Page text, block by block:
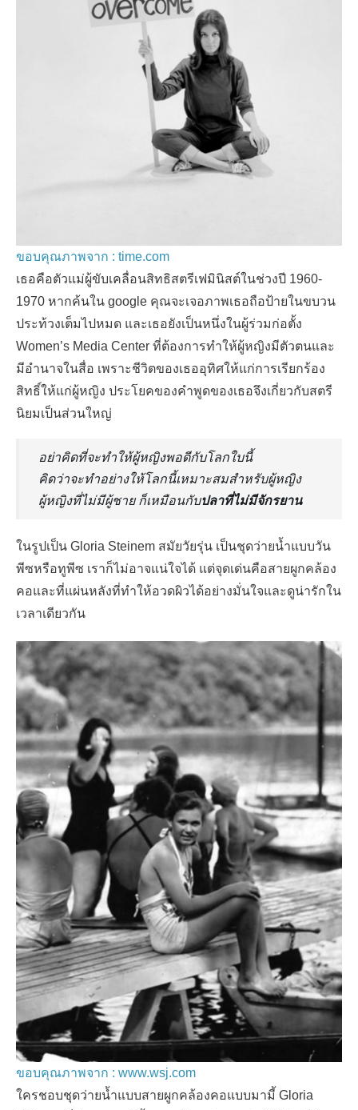
ขอบคุณภาพจาก : time.com
เธอคือตัวแม่ผู้ขับเคลื่อนสิทธิสตรีเฟมินิสต์ในช่วงปี 1960-
1970 หากค้นใน google คุณจะเจอภาพเธอถือป้ายในขบวน
ประท้วงเต็มไปหมด และเธอยังเป็นหนึ่งในผู้ร่วมก่อตั้ง
Women’s Media Center ที่ต้องการทำให้ผู้หญิงมีตัวตนและ
มีอำนาจในสื่อ เพราะชีวิตของเธออุทิศให้แก่การเรียกร้อง
สิทธิ์ให้แก่ผู้หญิง ประโยคของคำพูดของเธอจึงเกี่ยวกับสตรี
นิยมเป็นส่วนใหญ่
อย่าคิดที่จะทำให้ผู้หญิงพอดีกับโลกใบนี้
คิดว่าจะทำอย่างให้โลกนี้เหมาะสมสำหรับผู้หญิง
ผู้หญิงที่ไม่มีผู้ชาย ก็เหมือนกับปลาที่ไม่มีจักรยาน
ในรูปเป็น Gloria Steinem สมัยวัยรุ่น เป็นชุดว่ายน้ำแบบวัน
พีซหรือทูพีซ เราก็ไม่อาจแน่ใจได้ แต่จุดเด่นคือสายผูกคล้อง
คอและที่แผ่นหลังที่ทำให้อวดผิวได้อย่างมั่นใจและดูน่ารักใน
เวลาเดียวกัน
ขอบคุณภาพจาก : www.wsj.com
ใครชอบชุดว่ายน้ำแบบสายผูกคล้องคอแบบมามี้ Gloria